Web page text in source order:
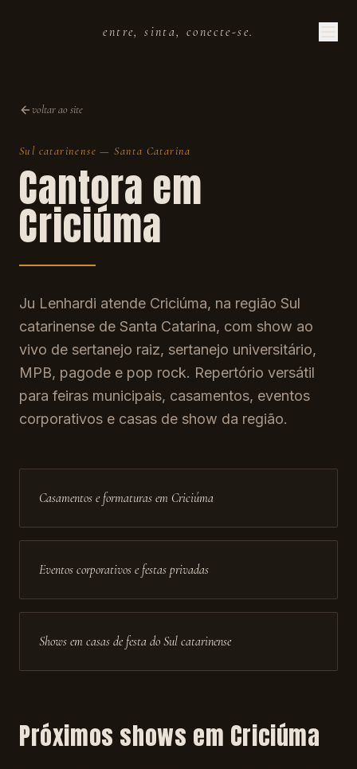
entre, sinta, conecte-se.
voltar ao site
Sul catarinense —Santa Catarina
Cantora em
Criciúma
Ju Lenhardi atende Criciúma, na região Sul
catarinense de Santa Catarina, com show ao
vivo de sertanejo raiz, sertanejo universitário,
MPB, pagode e pop rock. Repertório versátil
para feiras municipais, casamentos, eventos
corporativos e casas de show da região.
Casamentos e formaturas em Criciúma
Eventos corporativos e festas privadas
Shows em casas de festa do Sul catarinense
Próximos shows em Criciúma